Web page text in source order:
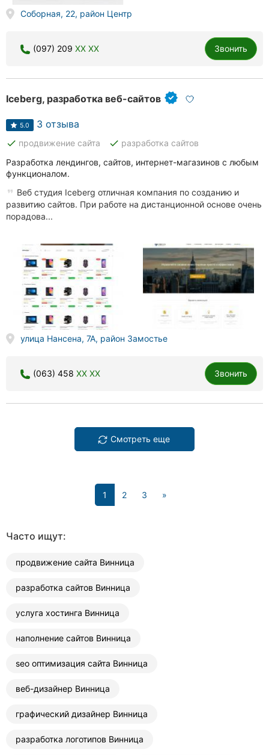
Соборная, 22, район Центр
(097) 209 XX XX Звонить
Iceberg, разработка веб-сайтов
5.0 3 отзыва
done продвижение сайта done разработка сайтов
Разработка лендингов, сайтов, интернет-магазинов с любым
функционалом.
Веб студия Iceberg отличная компания по созданию и
развитию сайтов. При работе на дистанционной основе очень
порадова...
улица Нансена, 7А, район Замостье
(063) 458 XX XX Звонить
Смотреть еще
1 (current)
2 3 »
Часто ищут:
продвижение сайта Винница
разработка сайтов Винница
услуга хостинга Винница
наполнение сайтов Винница
seo оптимизация сайта Винница
веб-дизайнер Винница
графический дизайнер Винница
разработка логотипов Винница